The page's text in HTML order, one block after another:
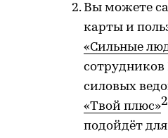
Вы можете
карты и
«Сильные
силовых
«Твой плюс»2
подойдёт